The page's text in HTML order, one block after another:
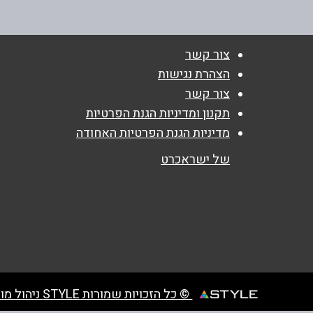
צור קשר
הצהרת נגישות
צור קשר
תקנון ומדיניות הגנת הפרטיות
מדיניות הגנת הפרטיות האחודה
של ישראכרט
© כל הזכויות שמורות STYLE ניהול מועדוני לקוחות